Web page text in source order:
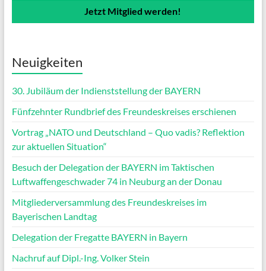
Jetzt Mitglied werden!
Neuigkeiten
30. Jubiläum der Indienststellung der BAYERN
Fünfzehnter Rundbrief des Freundeskreises erschienen
Vortrag „NATO und Deutschland – Quo vadis? Reflektion
zur aktuellen Situation“
Besuch der Delegation der BAYERN im Taktischen
Luftwaffengeschwader 74 in Neuburg an der Donau
Mitgliederversammlung des Freundeskreises im
Bayerischen Landtag
Delegation der Fregatte BAYERN in Bayern
Nachruf auf Dipl.-Ing. Volker Stein